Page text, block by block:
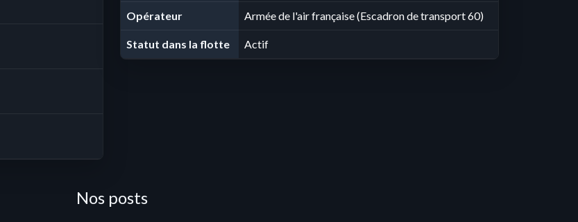
Opérateur Armée de l'air française (Escadron de transport 60)
Statut dans la flotte Actif
Nos posts